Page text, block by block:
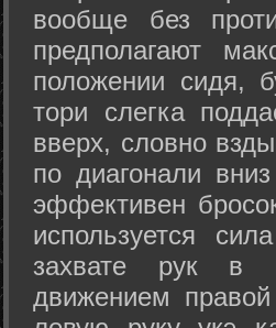
вообще без
предполагают
положении сидя,
тори слегка
вверх, словно
по диагонали
эффективен
используется
захвате рук в
движением